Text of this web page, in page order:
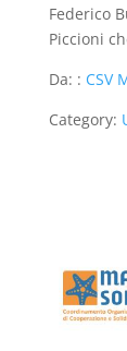
Federico
Piccioni
Da: : CSV
Category: